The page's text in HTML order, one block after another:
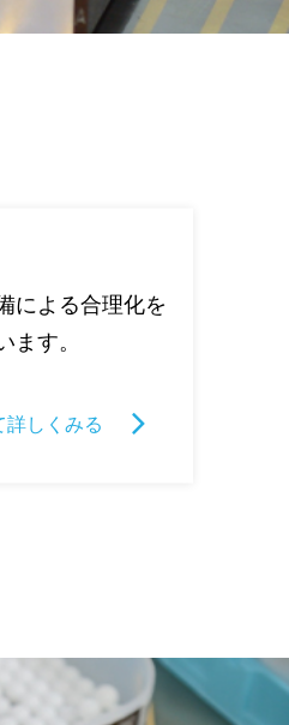
による合理化を
す。
詳しくみる